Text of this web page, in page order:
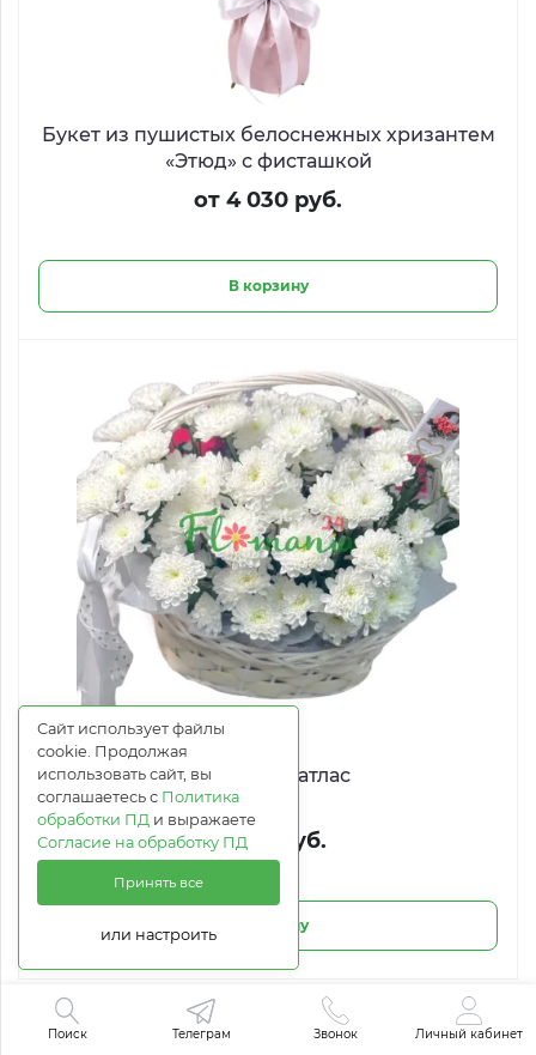
Букет из пушистых белоснежных хризантем
«Этюд» с фисташкой
от 4 030 руб.
В корзину
Облачный атлас
11 282 руб.
В корзину
Поиск Телеграм Звонок Личный кабинет
Сайт использует файлы
cookie. Продолжая
использовать сайт, вы
соглашаетесь с Политика
обработки ПД и выражаете
Согласие на обработку ПД
Принять все
или настроить